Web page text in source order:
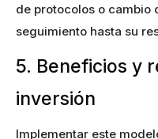
de protocolos o
seguimiento hasta su
5. Beneficios y
inversión
Implementar este